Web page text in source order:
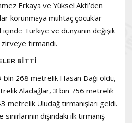
Erkaya ve Yüksel Akti’den
korunmaya muhtaç çocuklar
içinde Türkiye ve dünyanın değişik
tırmandı.
BİTTİ
3 bin 268 metrelik Hasan Dağı oldu,
Aladağlar, 3 bin 756 metrelik
metrelik Uludağ tırmanışları geldi.
dışındaki ilk tırmanış